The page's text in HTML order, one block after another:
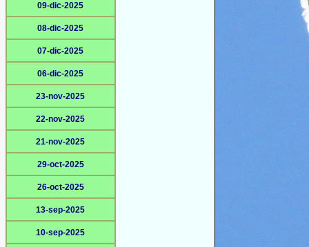
09-dic-2025
08-dic-2025
07-dic-2025
06-dic-2025
23-nov-2025
22-nov-2025
21-nov-2025
29-oct-2025
26-oct-2025
13-sep-2025
10-sep-2025